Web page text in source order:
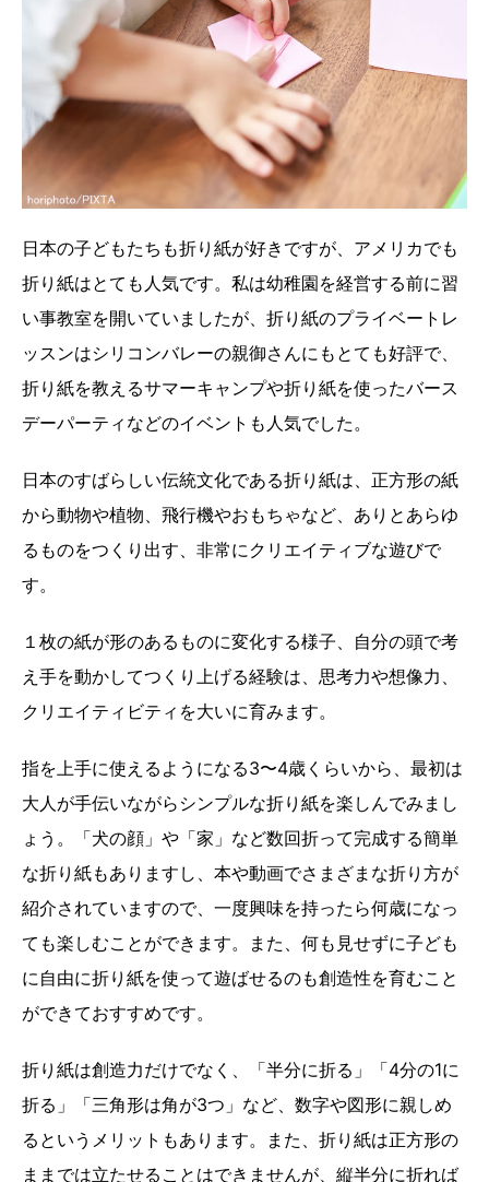
日本の子どもたちも折り紙が好きですが、アメリカでも
折り紙はとても人気です。私は幼稚園を経営する前に習
い事教室を開いていましたが、折り紙のプライベートレ
ッスンはシリコンバレーの親御さんにもとても好評で、
折り紙を教えるサマーキャンプや折り紙を使ったバース
デーパーティなどのイベントも人気でした。
日本のすばらしい伝統文化である折り紙は、正方形の紙
から動物や植物、飛行機やおもちゃなど、ありとあらゆ
るものをつくり出す、非常にクリエイティブな遊びで
す。
１枚の紙が形のあるものに変化する様子、自分の頭で考
え手を動かしてつくり上げる経験は、思考力や想像力、
クリエイティビティを大いに育みます。
指を上手に使えるようになる3〜4歳くらいから、最初は
大人が手伝いながらシンプルな折り紙を楽しんでみまし
ょう。「犬の顔」や「家」など数回折って完成する簡単
な折り紙もありますし、本や動画でさまざまな折り方が
紹介されていますので、一度興味を持ったら何歳になっ
ても楽しむことができます。また、何も見せずに子ども
に自由に折り紙を使って遊ばせるのも創造性を育むこと
ができておすすめです。
折り紙は創造力だけでなく、「半分に折る」「4分の1に
折る」「三角形は角が3つ」など、数字や図形に親しめ
るというメリットもあります。また、折り紙は正方形の
ままでは立たせることはできませんが、縦半分に折れば